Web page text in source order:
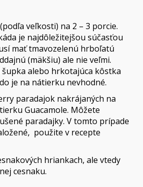
veľkosti) na 2 – 3 porcie.
je najdôležitejšou súčasťou
mať tmavozelenú hrboľatú
(mäkšiu) ale nie veľmi.
alebo hrkotajúca kôstka
je na nátierku nevhodné.
paradajok nakrájaných na
Guacamole. Môžete
paradajky. V tomto prípade
použite v recepte
hriankach, ale vtedy
cesnaku.